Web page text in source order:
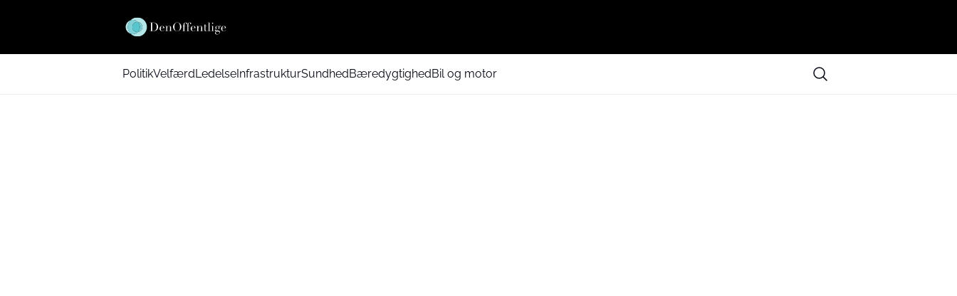
PolitikVelfærdLedelseInfrastrukturSundhedBæredygtighedBil og motor